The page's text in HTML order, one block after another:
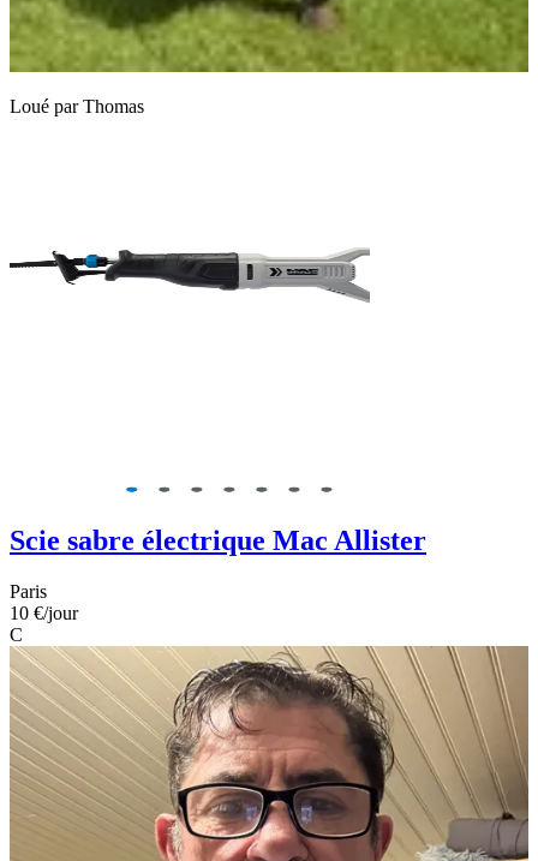
Loué parThomas
Scie sabre électrique Mac Allister
Paris
10 €/jour
C